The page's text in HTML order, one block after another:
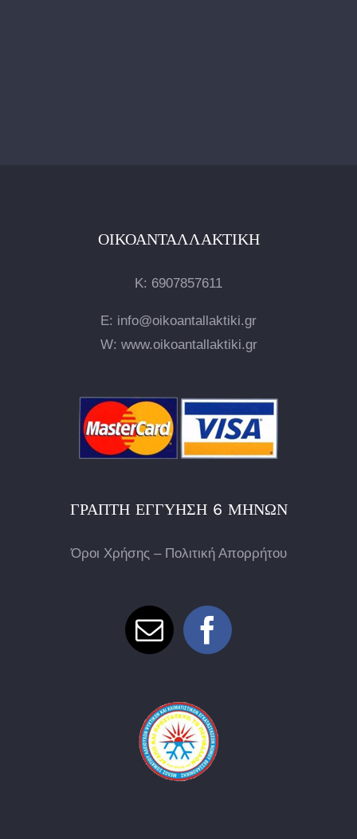
ΟΙΚΟΑΝΤΑΛΛΑΚΤΙΚΉ
Κ: 6907857611
E: info@oikoantallaktiki.gr
W: www.oikoantallaktiki.gr
ΓΡΑΠΤΉ ΕΓΓΎΗΣΗ 6 ΜΗΝΏΝ
Όροι Χρήσης – Πολιτική Απορρήτου